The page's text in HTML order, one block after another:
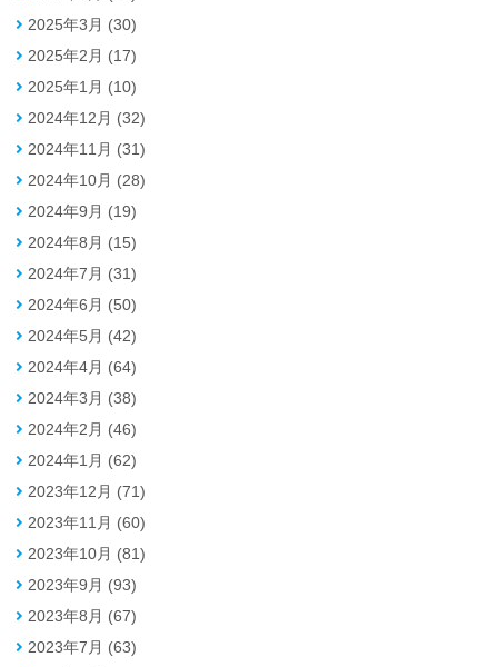
2025年3月 (30)
2025年2月 (17)
2025年1月 (10)
2024年12月 (32)
2024年11月 (31)
2024年10月 (28)
2024年9月 (19)
2024年8月 (15)
2024年7月 (31)
2024年6月 (50)
2024年5月 (42)
2024年4月 (64)
2024年3月 (38)
2024年2月 (46)
2024年1月 (62)
2023年12月 (71)
2023年11月 (60)
2023年10月 (81)
2023年9月 (93)
2023年8月 (67)
2023年7月 (63)